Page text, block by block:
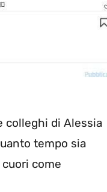
di Alessia
tempo sia
come